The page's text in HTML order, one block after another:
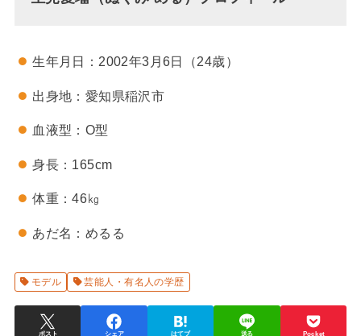
生年月日：2002年3月6日（24歳）
出身地：愛知県稲沢市
血液型：O型
身長：165cm
体重：46㎏
あだ名：めるる
モデル 芸能人・有名人の学歴
ポスト シェア はてブ 送る Pocket